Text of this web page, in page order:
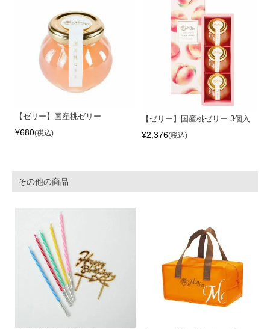
【ゼリー】国産桃ゼリー
¥680 税込
【ゼリー】国産桃ゼリー 3個入
¥2,376 税込
その他の商品